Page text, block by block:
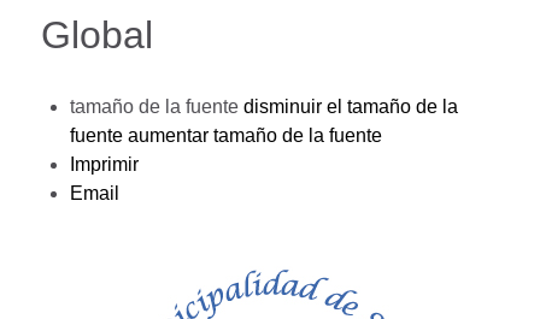
Global
tamaño de la fuente disminuir el tamaño de la
fuente aumentar tamaño de la fuente
Imprimir
Email